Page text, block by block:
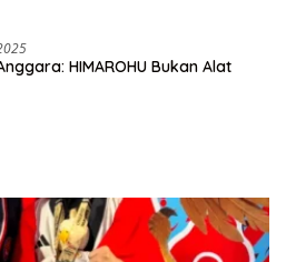
HIMAROHU Bukan Alat